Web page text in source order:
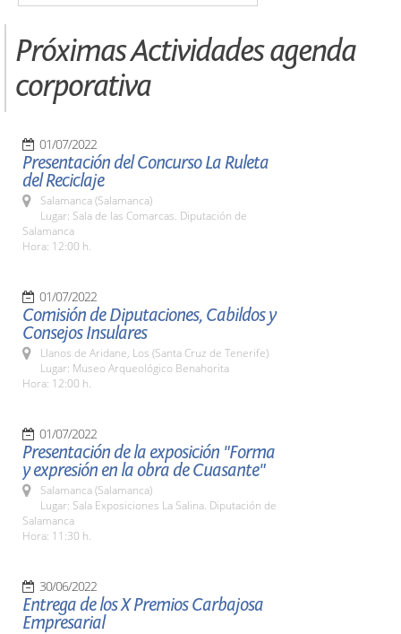
Próximas Actividades agenda
corporativa
01/07/2022
Presentación del Concurso La Ruleta
del Reciclaje
Salamanca (Salamanca)
Lugar: Sala de las Comarcas. Diputación de
Salamanca
Hora: 12:00 h.
01/07/2022
Comisión de Diputaciones, Cabildos y
Consejos Insulares
Llanos de Aridane, Los (Santa Cruz de Tenerife)
Lugar: Museo Arqueológico Benahorita
Hora: 12:00 h.
01/07/2022
Presentación de la exposición "Forma
y expresión en la obra de Cuasante"
Salamanca (Salamanca)
Lugar: Sala Exposiciones La Salina. Diputación de
Salamanca
Hora: 11:30 h.
30/06/2022
Entrega de los X Premios Carbajosa
Empresarial